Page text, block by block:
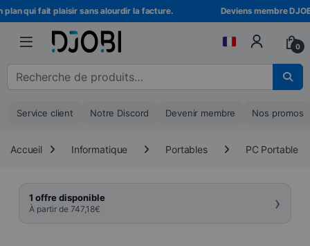
Skip to navigation
Skip to content
qui fait plaisir sans alourdir la facture. Deviens membre
0
Recherche pour :
Service client Notre Discord Devenir membre Nos promos
Accueil Informatique Portables PC Portable
1 offre disponible
À partir de 747,18€ ›